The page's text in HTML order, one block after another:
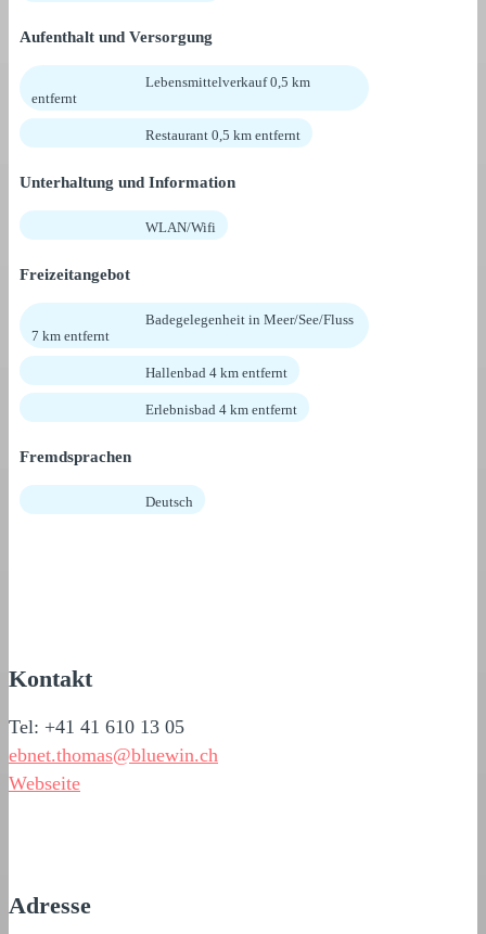
Aufenthalt und Versorgung
Lebensmittelverkauf 0,5 km
entfernt
Restaurant 0,5 km entfernt
Unterhaltung und Information
WLAN/Wifi
Freizeitangebot
Badegelegenheit in Meer/See/Fluss
7 km entfernt
Hallenbad 4 km entfernt
Erlebnisbad 4 km entfernt
Fremdsprachen
Deutsch
Kontakt
Tel: +41 41 610 13 05
ebnet.thomas@bluewin.ch
Webseite
Adresse